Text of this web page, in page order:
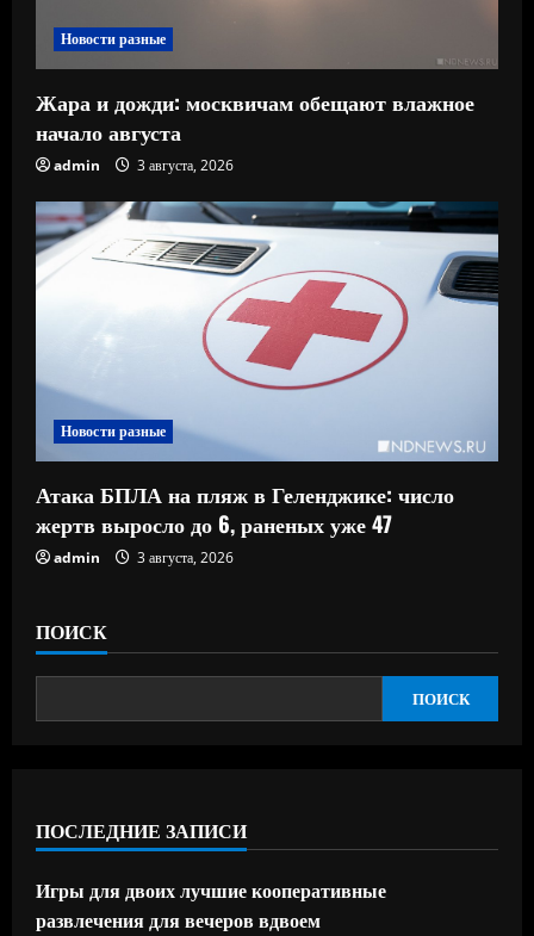
Новости разные
Жара и дожди: москвичам обещают влажное
начало августа
admin 3 августа, 2026
Новости разные
Атака БПЛА на пляж в Геленджике: число
жертв выросло до 6, раненых уже 47
admin 3 августа, 2026
ПОИСК
ПОИСК
ПОСЛЕДНИЕ ЗАПИСИ
Игры для двоих лучшие кооперативные
развлечения для вечеров вдвоем